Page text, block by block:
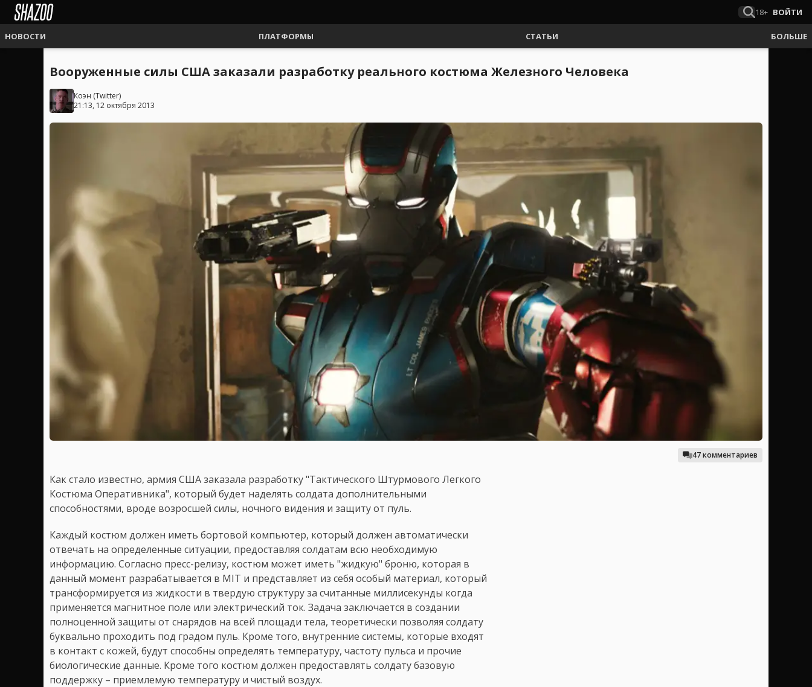
18+ ВОЙТИ
НОВОСТИ ПЛАТФОРМЫ СТАТЬИ БОЛЬШЕ
Вооруженные силы США заказали разработку реального костюма Железного Человека
Коэн (Twitter)
21:13, 12 октября 2013
47 комментариев
Как стало известно, армия США заказала разработку "Тактического Штурмового Легкого
Костюма Оперативника", который будет наделять солдата дополнительными
способностями, вроде возросшей силы, ночного видения и защиту от пуль.
Каждый костюм должен иметь бортовой компьютер, который должен автоматически
отвечать на определенные ситуации, предоставляя солдатам всю необходимую
информацию. Согласно пресс-релизу, костюм может иметь "жидкую" броню, которая в
данный момент разрабатывается в MIT и представляет из себя особый материал, который
трансформируется из жидкости в твердую структуру за считанные миллисекунды когда
применяется магнитное поле или электрический ток. Задача заключается в создании
полноценной защиты от снарядов на всей площади тела, теоретически позволяя солдату
буквально проходить под градом пуль. Кроме того, внутренние системы, которые входят
в контакт с кожей, будут способны определять температуру, частоту пульса и прочие
биологические данные. Кроме того костюм должен предоставлять солдату базовую
поддержку – приемлемую температуру и чистый воздух.